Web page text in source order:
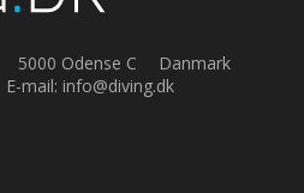
5000 Odense C
Danmark
E-mail: info@diving.dk